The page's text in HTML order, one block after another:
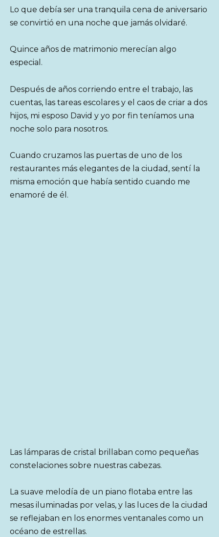
Lo que debía ser una tranquila cena de aniversario
se convirtió en una noche que jamás olvidaré.
Quince años de matrimonio merecían algo
especial.
Después de años corriendo entre el trabajo, las
cuentas, las tareas escolares y el caos de criar a dos
hijos, mi esposo David y yo por fin teníamos una
noche solo para nosotros.
Cuando cruzamos las puertas de uno de los
restaurantes más elegantes de la ciudad, sentí la
misma emoción que había sentido cuando me
enamoré de él.
Las lámparas de cristal brillaban como pequeñas
constelaciones sobre nuestras cabezas.
La suave melodía de un piano flotaba entre las
mesas iluminadas por velas, y las luces de la ciudad
se reflejaban en los enormes ventanales como un
océano de estrellas.